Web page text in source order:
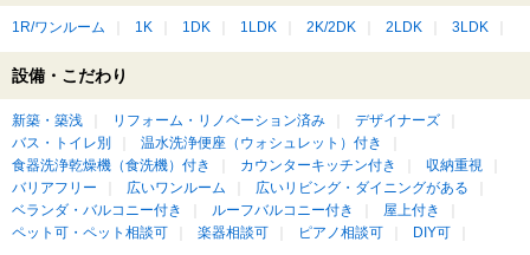
1R/ワンルーム 1K 1DK 1LDK 2K/2DK 2LDK 3LDK
設備・こだわり
新築・築浅 リフォーム・リノベーション済み
デザイナーズ
バス・トイレ別
温水洗浄便座（ウォシュレット）付き
食器洗浄乾燥機（食洗機）付き
カウンターキッチン付き
収納重視
バリアフリー
広いワンルーム
広いリビング・ダイニングがある
ベランダ・バルコニー付き
ルーフバルコニー付き
屋上付き
ペット可・ペット相談可
楽器相談可 ピアノ相談可 DIY可